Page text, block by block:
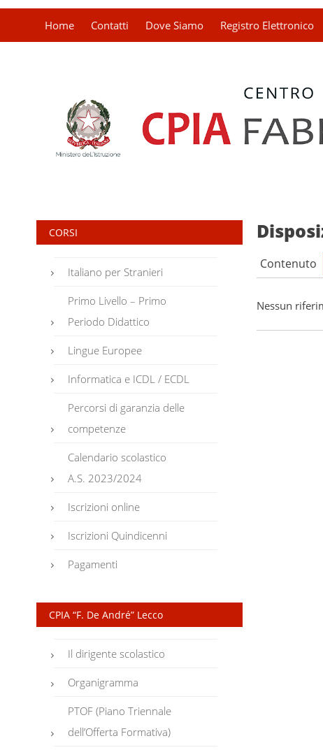
Home Contatti Dove Siamo Registro Elettronico
CORSI
Italiano per Stranieri
Primo Livello – Primo
Periodo Didattico
Lingue Europee
Informatica e ICDL / ECDL
Percorsi di garanzia delle
competenze
Calendario scolastico
A.S. 2023/2024
Iscrizioni online
Iscrizioni Quindicenni
Pagamenti
CPIA “F. De André” Lecco
Il dirigente scolastico
Organigramma
PTOF (Piano Triennale
dell’Offerta Formativa)
Contenuto
Piano
Nessun